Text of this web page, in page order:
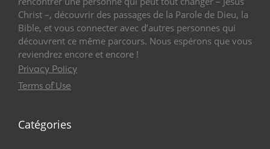
Christ –, découvrir des passages de la Parole de Dieu, la
Bible, et vous connecter avec d’autres personnes qui
découvrent ce même parcours. Nous espérons que vous
reviendrez encore et encore !
Privacy Policy
Terms of Use
Catégories